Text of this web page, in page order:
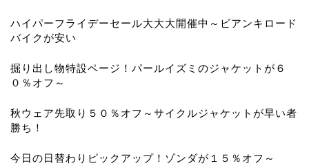
ハイパーフライデーセール大大大開催中～ビアンキロード
バイクが安い
掘り出し物特設ページ！パールイズミのジャケットが６
０％オフ～
秋ウェア先取り５０％オフ～サイクルジャケットが早い者
勝ち！
今日の日替わりピックアップ！ゾンダが１５％オフ～